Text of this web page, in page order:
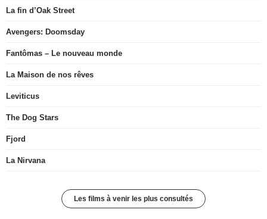
La fin d’Oak Street
Avengers: Doomsday
Fantômas – Le nouveau monde
La Maison de nos rêves
Leviticus
The Dog Stars
Fjord
La Nirvana
Les films à venir les plus consultés